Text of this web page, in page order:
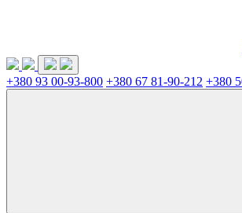
+380 93 00-93-800 +380 67 81-90-212 +380